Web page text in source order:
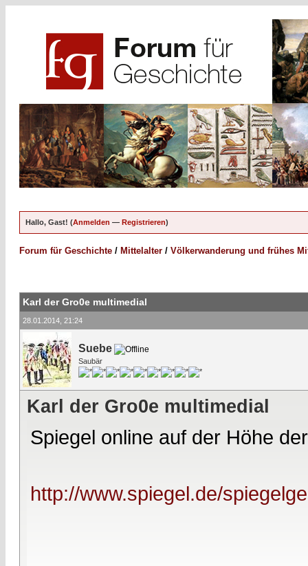
Hallo, Gast! (Anmelden — Registrieren)
Forum für Geschichte / Mittelalter / Völkerwanderung und frühes
Karl der Gro0e multimedial
28.01.2014, 21:24
Suebe
Saubär
Karl der Gro0e multimedial
Spiegel online auf der Höhe
http://www.spiegel.de/